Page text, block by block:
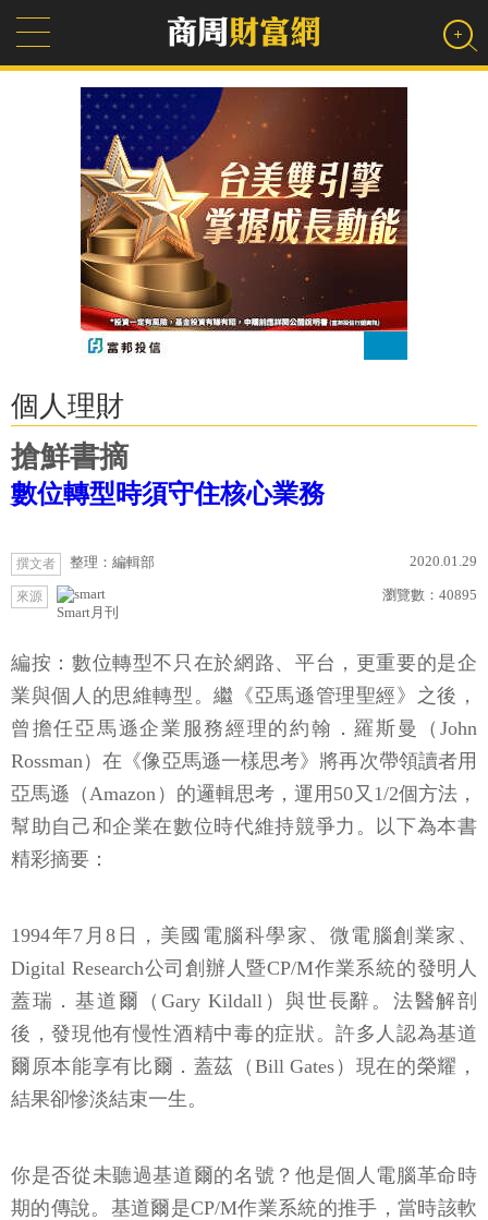
個人理財
搶鮮書摘
數位轉型時須守住核心業務
撰文者 整理：編輯部 2020.01.29
來源
Smart月刊
瀏覽數： 40895
編按：數位轉型不只在於網路、平台，更重要的是企
業與個人的思維轉型。繼《亞馬遜管理聖經》之後，
曾擔任亞馬遜企業服務經理的約翰．羅斯曼（John
Rossman）在《像亞馬遜一樣思考》將再次帶領讀者用
亞馬遜（Amazon）的邏輯思考，運用50又1/2個方法，
幫助自己和企業在數位時代維持競爭力。以下為本書
精彩摘要：
1994年7月8日，美國電腦科學家、微電腦創業家、
Digital Research公司創辦人暨CP/M作業系統的發明人
蓋瑞．基道爾（Gary Kildall）與世長辭。法醫解剖
後，發現他有慢性酒精中毒的症狀。許多人認為基道
爾原本能享有比爾．蓋茲（Bill Gates）現在的榮耀，
結果卻慘淡結束一生。
你是否從未聽過基道爾的名號？他是個人電腦革命時
期的傳說。基道爾是CP/M作業系統的推手，當時該軟